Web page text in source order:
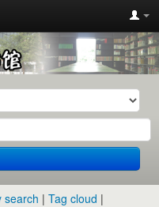
search
Tag cloud